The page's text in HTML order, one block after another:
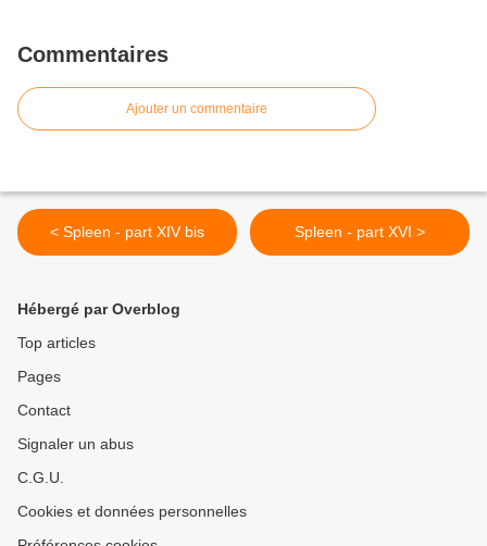
Commentaires
Ajouter un commentaire
< Spleen - part XIV bis Spleen - part XVI >
Hébergé par Overblog
Top articles
Pages
Contact
Signaler un abus
C.G.U.
Cookies et données personnelles